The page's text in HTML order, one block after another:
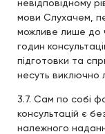
невідповідному
мови Слухачем,
можливе лише до
годин
підготовки та
несуть виключно
3.7. Сам по собі
консультацій є
належного